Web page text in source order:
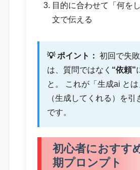
目的に合わせて「何を
文で伝える
💡 ポイント： 初回で失
は、質問ではなく “依頼”
と。 これが「生成ai と
（生成してくれる）を引
です。
初心者におすす
期プロンプト